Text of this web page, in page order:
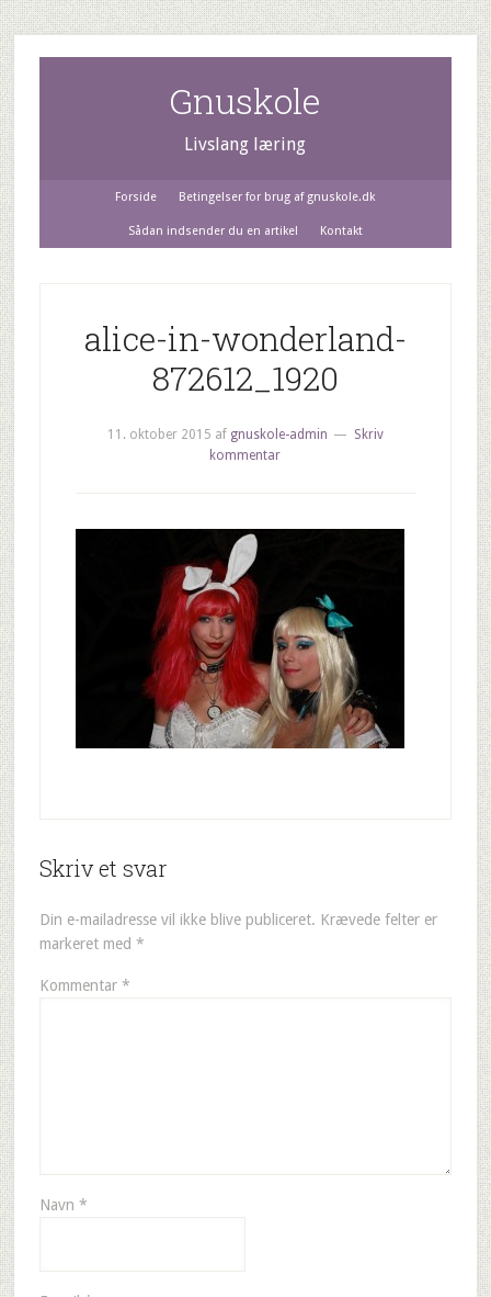
Gnuskole
Livslang læring
Forside Betingelser for brug af gnuskole.dk
Sådan indsender du en artikel Kontakt
alice-in-wonderland-
872612_1920
11. oktober 2015 af gnuskole-admin
Skriv
kommentar
Skriv et svar
Din e-mailadresse vil ikke blive publiceret. Krævede felter er
markeret med *
Kommentar *
Navn *